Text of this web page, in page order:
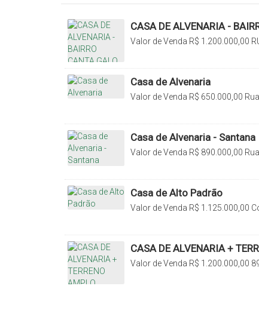
CASA DE ALVENARIA -
R$ 1.200.000,00
Valor de Venda
Casa de Alvenaria
R$ 650.000,00
Valor de Venda
Casa de Alvenaria - Santana
R$ 890.000,00
Valor de Venda
Casa de Alto Padrão
R$ 1.125.000,00
Valor de Venda
CASA DE ALVENARIA +
R$ 1.200.000,00
Valor de Venda